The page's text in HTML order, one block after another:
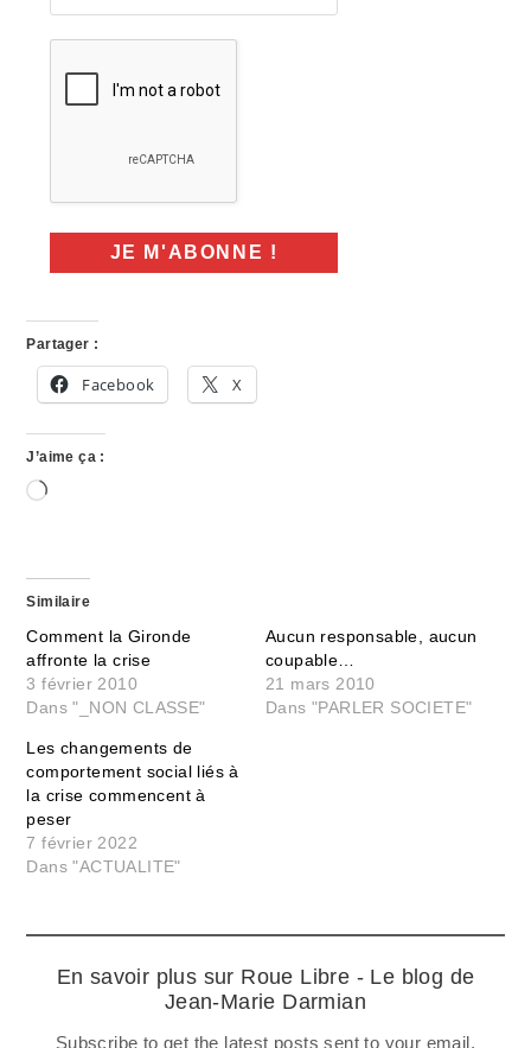
Partager :
Facebook X
J’aime ça :
Chargement…
Similaire
Comment la Gironde
affronte la crise
3 février 2010
Dans "_NON CLASSE"
Aucun responsable, aucun
coupable…
21 mars 2010
Dans "PARLER SOCIETE"
Les changements de
comportement social liés à
la crise commencent à
peser
7 février 2022
Dans "ACTUALITE"
En savoir plus sur Roue Libre - Le blog de
Jean-Marie Darmian
Subscribe to get the latest posts sent to your email.